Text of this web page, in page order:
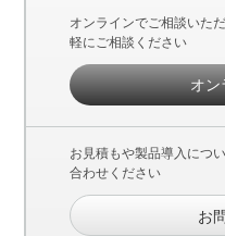
オンラインでご相談いた
軽にご相談ください
オン
お見積もや製品導入につ
合わせください
お